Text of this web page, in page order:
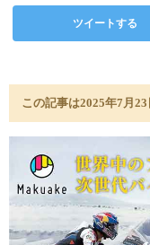
ツイートする
この記事は2025年7月